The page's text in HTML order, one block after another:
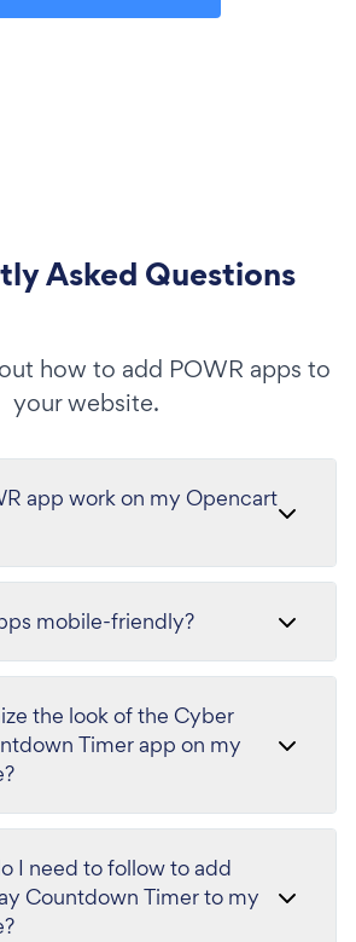
Asked Questions
how to add POWR apps to
your website.
app work on my Opencart
mobile-friendly?
the look of the Cyber
Timer app on my
I need to follow to add
Countdown Timer to my